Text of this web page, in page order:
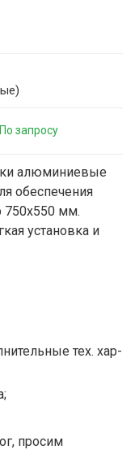
По запросу
алюминиевые
обеспечения
мм.
установка и
тех. хар-
просим